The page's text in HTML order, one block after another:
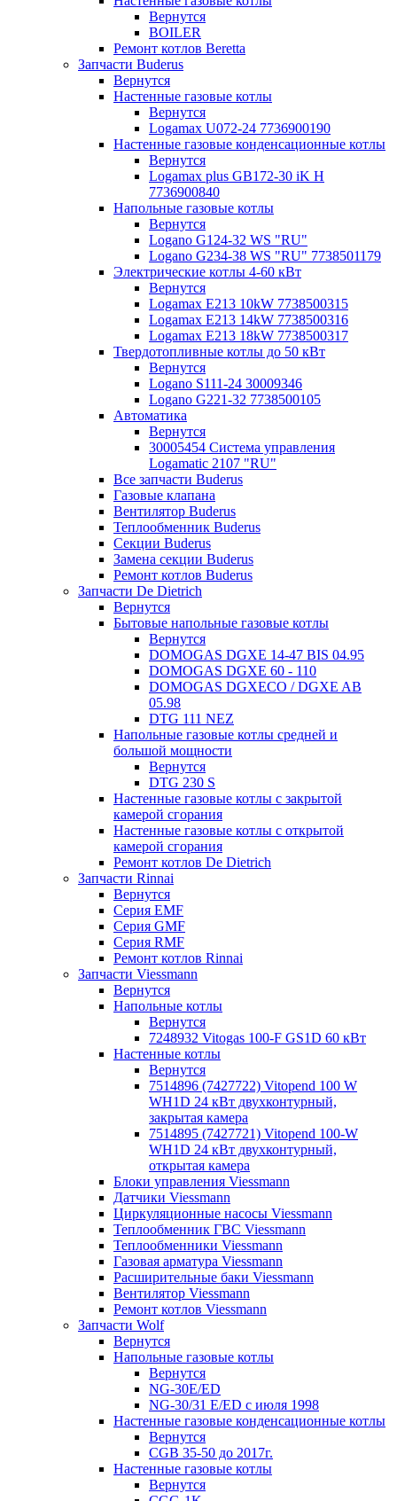
Вернутся
BOILER
Ремонт котлов Beretta
Запчасти Buderus
Вернутся
Настенные газовые котлы
Вернутся
Logamax U072-24 7736900190
Настенные газовые конденсационные котлы
Вернутся
Logamax plus GB172-30 iK H
7736900840
Напольные газовые котлы
Вернутся
Logano G124-32 WS "RU"
Logano G234-38 WS "RU" 7738501179
Электрические котлы 4-60 кВт
Вернутся
Logamax E213 10kW 7738500315
Logamax E213 14kW 7738500316
Logamax E213 18kW 7738500317
Твердотопливные котлы до 50 кВт
Вернутся
Logano S111-24 30009346
Logano G221-32 7738500105
Автоматика
Вернутся
30005454 Система управления
Logamatic 2107 "RU"
Все запчасти Buderus
Газовые клапана
Вентилятор Buderus
Теплообменник Buderus
Секции Buderus
Замена секции Buderus
Ремонт котлов Buderus
Запчасти De Dietrich
Вернутся
Бытовые напольные газовые котлы
Вернутся
DOMOGAS DGXE 14-47 BIS 04.95
DOMOGAS DGXE 60 - 110
DOMOGAS DGXECO / DGXE AB
05.98
DTG 111 NEZ
Напольные газовые котлы средней и
большой мощности
Вернутся
DTG 230 S
Настенные газовые котлы с закрытой
камерой сгорания
Настенные газовые котлы с открытой
камерой сгорания
Ремонт котлов Dе Dietrich
Запчасти Rinnai
Вернутся
Серия EMF
Серия GMF
Серия RMF
Ремонт котлов Rinnai
Запчасти Viessmann
Вернутся
Напольные котлы
Вернутся
7248932 Vitogas 100-F GS1D 60 кВт
Настенные котлы
Вернутся
7514896 (7427722) Vitopend 100 W
WH1D 24 кВт двухконтурный,
закрытая камера
7514895 (7427721) Vitopend 100-W
WH1D 24 кВт двухконтурный,
открытая камера
Блоки управления Viessmann
Датчики Viessmann
Циркуляционные насосы Viessmann
Теплообменник ГВС Viessmann
Теплообменники Viessmann
Газовая арматура Viessmann
Расширительные баки Viessmann
Вентилятор Viessmann
Ремонт котлов Viessmann
Запчасти Wolf
Вернутся
Напольные газовые котлы
Вернутся
NG-30E/ED
NG-30/31 E/ED с июля 1998
Настенные газовые конденсационные котлы
Вернутся
CGB 35-50 до 2017г.
Настенные газовые котлы
Вернутся